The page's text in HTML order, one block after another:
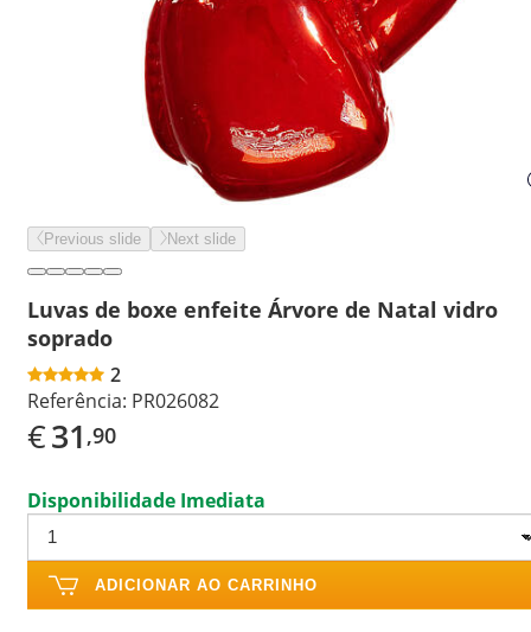
Previous slide Next slide
Luvas de boxe enfeite Árvore de Natal vidro
soprado
2
Referência: PR026082
€31 ,90
Disponibilidade Imediata
ADICIONAR AO CARRINHO